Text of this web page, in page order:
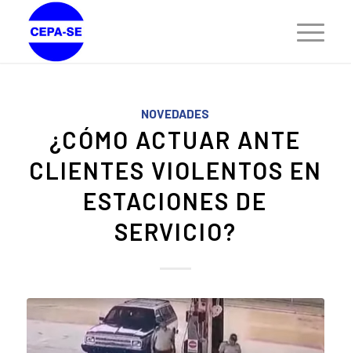
NOVEDADES
¿CÓMO ACTUAR ANTE
CLIENTES VIOLENTOS EN
ESTACIONES DE
SERVICIO?